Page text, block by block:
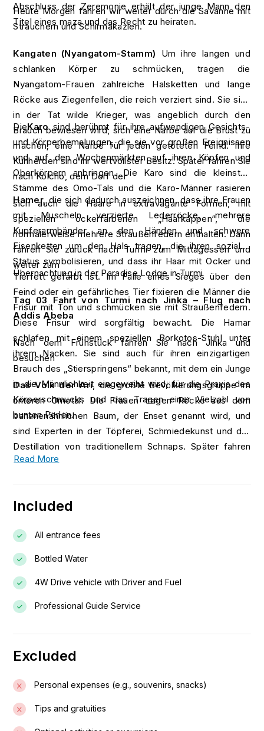
Abschluss der Zeremonie erhält der junge Mann den
Titel eines maza und das Recht zu heiraten.
Heute Morgen fahren wir weiter durch die Savanne mit
Sträuchern und Schirmakazien.
Kangaten (Nyangatom-Stamm) Um ihre langen und
schlanken Körper zu schmücken, tragen die
Nyangatom-Frauen zahlreiche Halsketten und lange
Röcke aus Ziegenfellen, die reich verziert sind. Sie sind
in der Tat wilde Krieger, was angeblich durch den
Brauch bewiesen wird, sich eine Narbe auf die Brust zu
machen; eine Narbe für jeden getöteten Feind. Ihre
Kuhherden sind ihr wertvollster Besitz. Später fahren Sie
nach Kolcho, dem Dorf der
DieKarosind berühmt für ihre aufwendigen Gesichts-
und Körperbemalungen, die sie vor großen Ereignissen
und auf den Wochenmärkten auf ihren Köpfen und
Oberkörpern anbringen. Die Karo sind die kleinsten
Stämme des Omo-Tals und die Karo-Männer rasieren
sich auch die Haare in extravagante Formen, mit
speziellen ockerfarbenen „Haarkappen“, die
normalerweise mehrere Straußenfedern enthalten. Dann
fahren Sie zurück nach Turmi zum Mittagessen und
weiter zum
Hamer, die sich dadurch auszeichnen, dass ihre Frauen
mit Muscheln verzierte Lederröcke, mehrere
Kupferarmbänder an den Händen und schwere
Eisenketten um den Hals tragen, die ihren sozialen
Status symbolisieren, und dass ihr Haar mit Ocker und
Tierfett gefärbt ist. Im Falle eines Sieges über den
Feind oder ein gefährliches Tier fixieren die Männer die
Frisur mit Ton und schmücken sie mit Straußenfedern.
Diese Frisur wird sorgfältig bewacht. Die Hamar
schlafen mit einem speziellen Borkotos-Stuhl unter
ihrem Nacken. Sie sind auch für ihren einzigartigen
Brauch des „Stierspringens“ bekannt, mit dem ein Junge
in die Männlichkeit eingeweiht wird, für die Praxis des
Körperschmucks und das Tragen einer Vielzahl von
bunten Perlen.
Übernachtung in der Paradise Lodge in Turmi
Tag 03 Fahrt von Turmi nach Jinka – Flug nach
Addis Abeba
Nach dem Frühstück fahren Sie nach Jinka und
besuchen
Das Volk der Ari, die größte Bevölkerungsgruppe im
unteren Omotal. Die Frauen tragen Röcke aus dem
bananenähnlichen Baum, der Enset genannt wird, und
sind Experten in der Töpferei, Schmiedekunst und der
Destillation von traditionellem Schnaps. Später fahren
Sie zum Flughafen von Jinka und fliegen nach Addis
Read More
Included
All entrance fees
Bottled Water
4W Drive vehicle with Driver and Fuel
Professional Guide Service
Excluded
Personal expenses (e.g., souvenirs, snacks)
Tips and gratuities